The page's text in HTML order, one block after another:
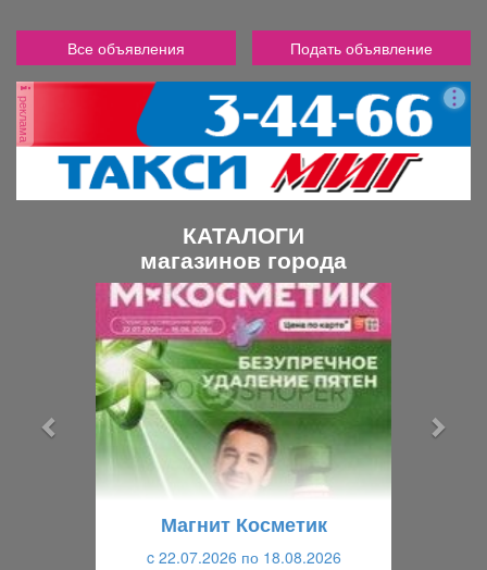
Все объявления Подать объявление
реклама
КАТАЛОГИ
магазинов города
Магнит Косметик
c 22.07.2026 по 18.08.2026